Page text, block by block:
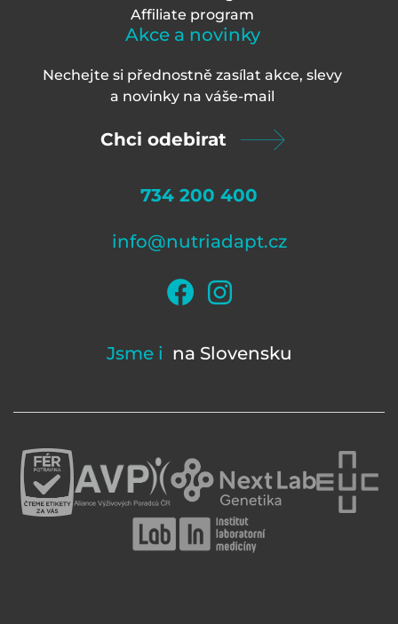
Affiliate program
Akce a novinky
Nechejte si přednostně zasílat akce, slevy
a novinky na váše-mail
Chci odebirat
734 200 400
info@nutriadapt.cz
Jsme i na Slovensku